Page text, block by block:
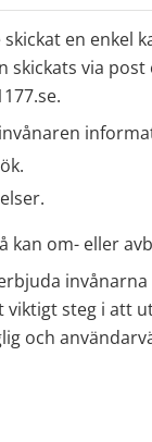
en enkel
via
kan om- eller
steg i att
och